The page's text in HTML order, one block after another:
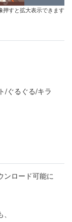
押すと拡大表示できます
/ぐるぐる/キラ
ンロード可能に